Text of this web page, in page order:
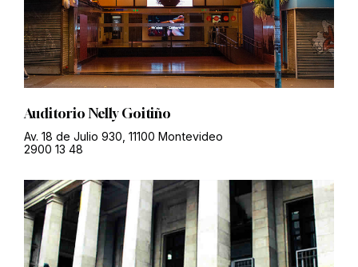
Auditorio Nelly Goitiño
Av. 18 de Julio 930, 11100 Montevideo
2900 13 48